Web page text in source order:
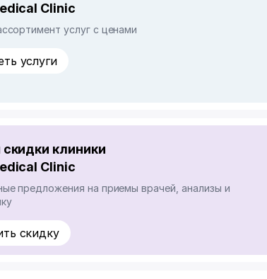
Clinic
услуг с ценами
услуги
клиники
Clinic
предложения на приемы врачей, анализы и
скидку